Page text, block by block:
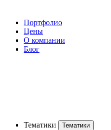
Портфолио
Цены
О компании
Блог
Тематики Тематики